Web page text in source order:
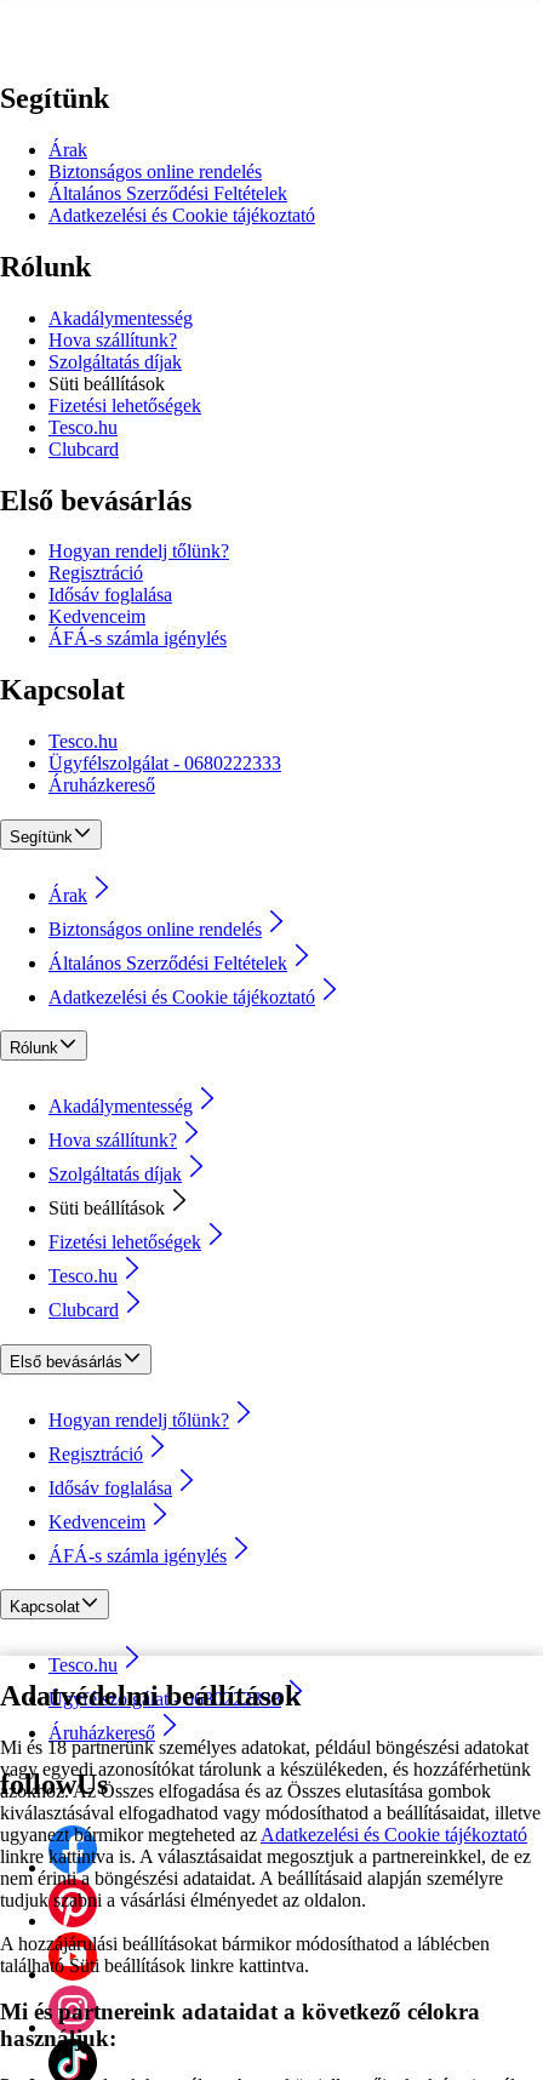
Adatvédelmi beállítások
Mi és 18 partnerünk személyes adatokat, például böngészési adatokat
vagy egyedi azonosítókat tárolunk a készülékeden, és hozzáférhetünk
azokhoz. Az Összes elfogadása és az Összes elutasítása gombok
kiválasztásával elfogadhatod vagy módosíthatod a beállításaidat, illetve
ugyanezt bármikor megteheted az Adatkezelési és Cookie tájékoztató
linkre kattintva is. A választásaidat megosztjuk a partnereinkkel, de ez
nem érinti a böngészési adataidat. A beállításaid alapján személyre
tudjuk szabni a vásárlási élményedet az oldalon.
A hozzájárulási beállításokat bármikor módosíthatod a láblécben
található Süti beállítások linkre kattintva.
Mi és partnereink adataidat a következő célokra
használjuk:
Segítünk
Árak
Biztonságos online rendelés
Általános Szerződési Feltételek
Adatkezelési és Cookie tájékoztató
Rólunk
Akadálymentesség
Hova szállítunk?
Szolgáltatás díjak
Süti beállítások
Fizetési lehetőségek
Tesco.hu
Clubcard
Első bevásárlás
Hogyan rendelj tőlünk?
Regisztráció
Idősáv foglalása
Kedvenceim
ÁFÁ-s számla igénylés
Kapcsolat
Tesco.hu
Ügyfélszolgálat - 0680222333
Áruházkereső
Segítünk
Árak
Biztonságos online rendelés
Általános Szerződési Feltételek
Adatkezelési és Cookie tájékoztató
Rólunk
Akadálymentesség
Hova szállítunk?
Szolgáltatás díjak
Süti beállítások
Fizetési lehetőségek
Tesco.hu
Clubcard
Első bevásárlás
Hogyan rendelj tőlünk?
Regisztráció
Idősáv foglalása
Kedvenceim
ÁFÁ-s számla igénylés
Kapcsolat
Tesco.hu
Ügyfélszolgálat - 0680222333
Áruházkereső
followUs